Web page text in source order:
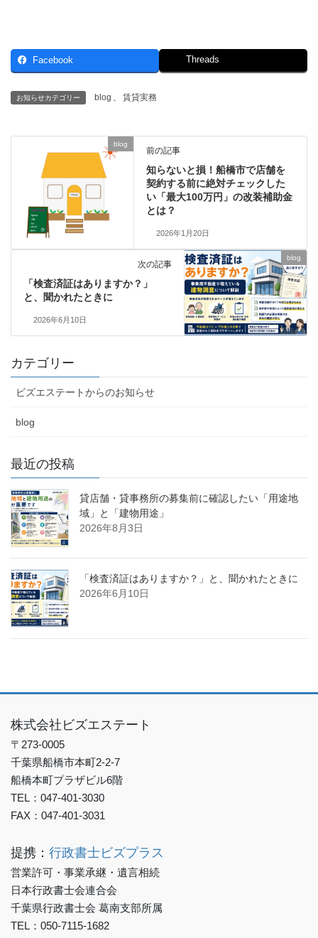
Facebook Threads
お知らせカテゴリー blog 、 賃貸実務
blog
前の記事
知らないと損！船橋市で店舗を
契約する前に絶対チェックした
い「最大100万円」の改装補助金
とは？
2026年1月20日
blog
次の記事
「検査済証はありますか？」
と、聞かれたときに
2026年6月10日
カテゴリー
ビズエステートからのお知らせ
blog
最近の投稿
貸店舗・貸事務所の募集前に確認したい「用途地
域」と「建物用途」
2026年8月3日
「検査済証はありますか？」と、聞かれたときに
2026年6月10日
株式会社ビズエステート
〒273-0005
千葉県船橋市本町2-2-7
船橋本町プラザビル6階
TEL：047-401-3030
FAX：047-401-3031
提携： 行政書士ビズプラス
営業許可・事業承継・遺言相続
日本行政書士会連合会
千葉県行政書士会 葛南支部所属
TEL：050-7115-1682